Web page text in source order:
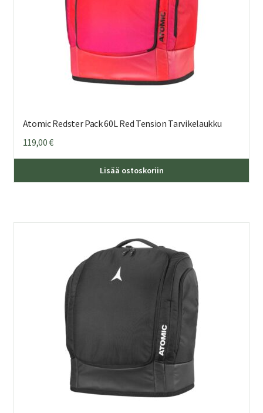
Atomic Redster Pack 60L Red Tension Tarvikelaukku
119,00€
Lisää ostoskoriin